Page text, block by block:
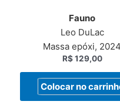
Fauno
Leo DuLac
Massa epóxi, 2024
R$129,00
Colocar no